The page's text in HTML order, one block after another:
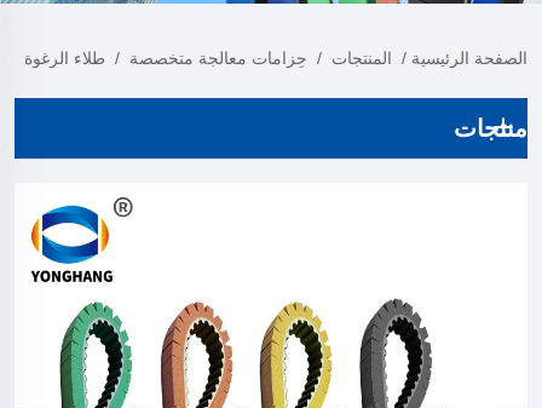
الصفحة الرئيسية / المنتجات / حِزامات معالجة متخصصة / طلاء الرغوة
منتجات